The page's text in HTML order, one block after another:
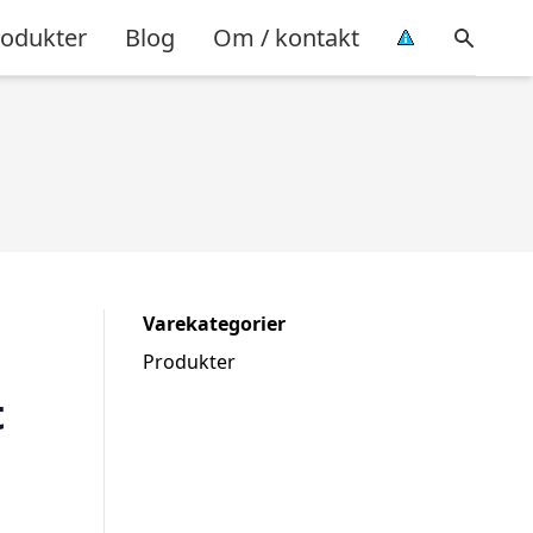
Blog Om / kontakt
Varekategorier
Produkter